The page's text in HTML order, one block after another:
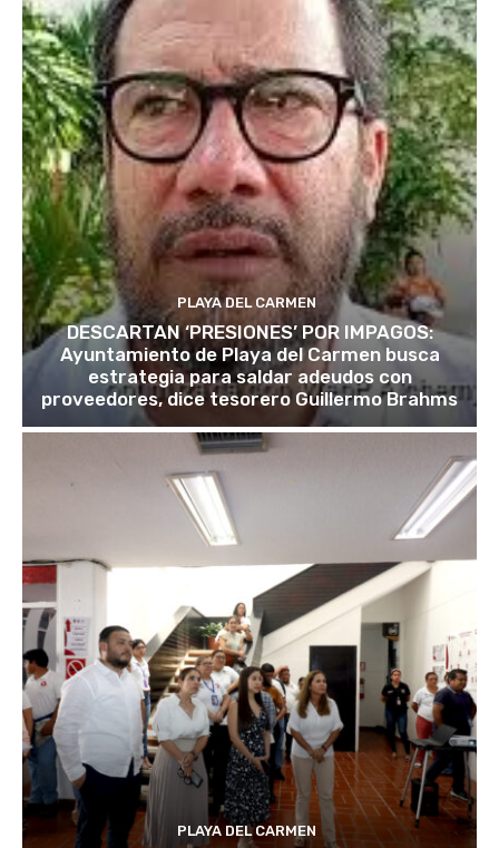
PLAYA DEL CARMEN
DESCARTAN ‘PRESIONES’ POR IMPAGOS:
Ayuntamiento de Playa del Carmen busca
estrategia para saldar adeudos con
proveedores, dice tesorero Guillermo Brahms
PLAYA DEL CARMEN